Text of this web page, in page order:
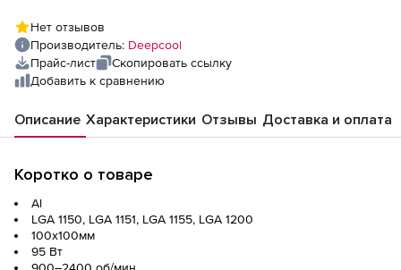
Нет отзывов
Производитель: Deepcool
Прайс-лист
Скопировать ссылку
Добавить к сравнению
Описание Характеристики Отзывы Доставка и оплата
Коротко о товаре
Al
LGA 1150, LGA 1151, LGA 1155, LGA 1200
100x100мм
95 Вт